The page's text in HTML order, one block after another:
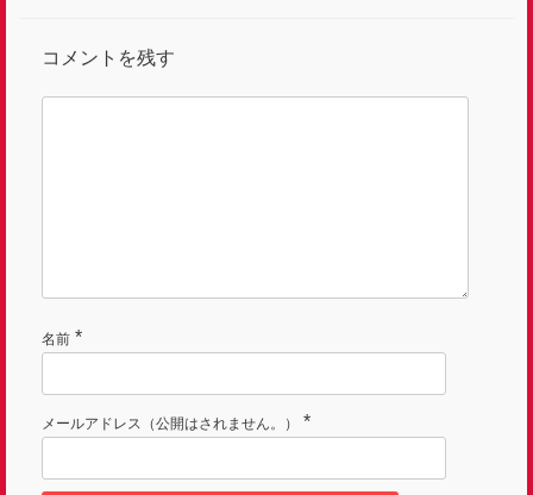
コメントを残す
名前 *
メールアドレス（公開はされません。） *